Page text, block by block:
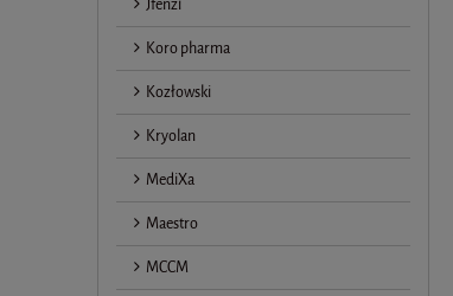
Koro pharma
Kozłowski
Kryolan
MediXa
Maestro
MCCM